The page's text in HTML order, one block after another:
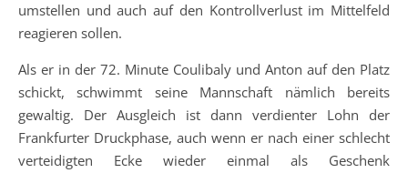
umstellen und auch auf den Kontrollverlust im Mittelfeld
reagieren sollen.
Als er in der 72. Minute Coulibaly und Anton auf den Platz
schickt, schwimmt seine Mannschaft nämlich bereits
gewaltig. Der Ausgleich ist dann verdienter Lohn der
Frankfurter Druckphase, auch wenn er nach einer schlecht
verteidigten Ecke wieder einmal als Geschenk